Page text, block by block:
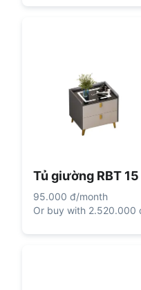
Tủ giường RBT 15
95.000 đ/month
Or buy with 2.520.000